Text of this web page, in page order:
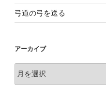
弓道の弓を送る
アーカイブ
ー